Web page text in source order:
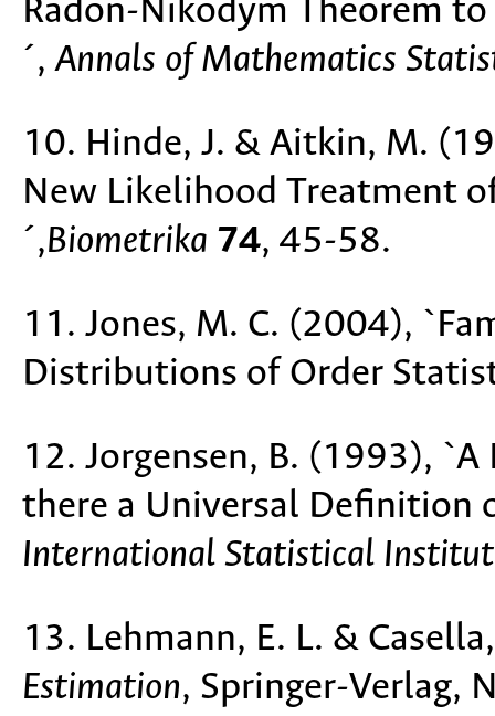
Radon-Nikodym Theorem
´,Annals of Mathematics
10. Hinde, J. & Aitkin, M.
New Likelihood Treatment
´,Biometrika 74, 45-58.
11. Jones, M. C. (2004),
Distributions of Order
12. Jorgensen, B. (1993),
there a Universal Definition
International Statistical
13. Lehmann, E. L. &
Estimation, Springer-Verlag,